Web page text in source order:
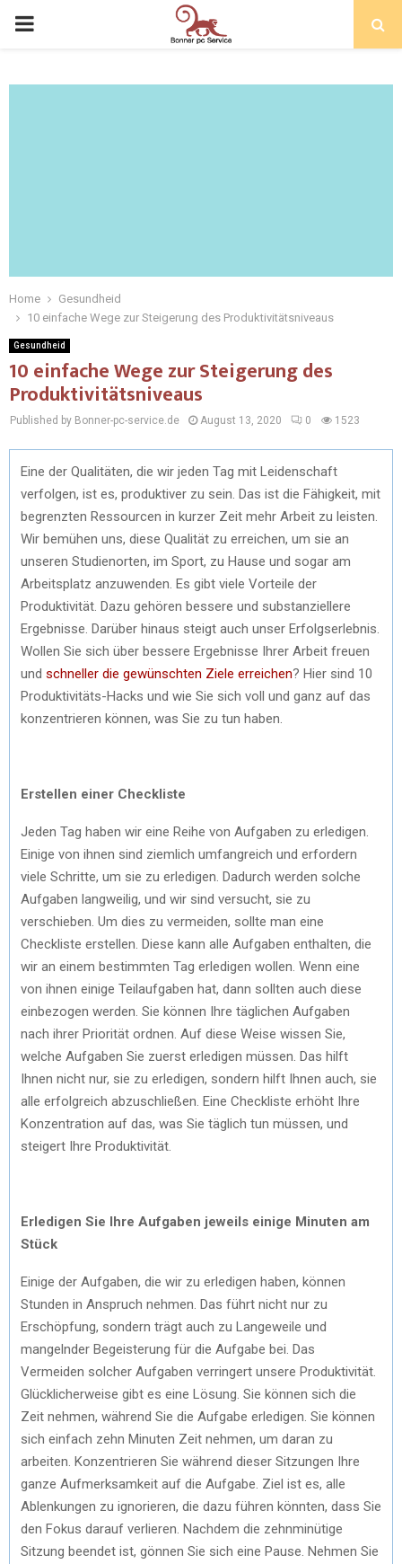
Home
Gesundheid
10 einfache Wege zur Steigerung des Produktivitätsniveaus
Gesundheid
10 einfache Wege zur Steigerung des
Produktivitätsniveaus
Published by Bonner-pc-service.de August 13, 2020 0 1523
Eine der Qualitäten, die wir jeden Tag mit Leidenschaft
verfolgen, ist es, produktiver zu sein. Das ist die Fähigkeit, mit
begrenzten Ressourcen in kurzer Zeit mehr Arbeit zu leisten.
Wir bemühen uns, diese Qualität zu erreichen, um sie an
unseren Studienorten, im Sport, zu Hause und sogar am
Arbeitsplatz anzuwenden. Es gibt viele Vorteile der
Produktivität. Dazu gehören bessere und substanziellere
Ergebnisse. Darüber hinaus steigt auch unser Erfolgserlebnis.
Wollen Sie sich über bessere Ergebnisse Ihrer Arbeit freuen
und schneller die gewünschten Ziele erreichen? Hier sind 10
Produktivitäts-Hacks und wie Sie sich voll und ganz auf das
konzentrieren können, was Sie zu tun haben.
Erstellen einer Checkliste
Jeden Tag haben wir eine Reihe von Aufgaben zu erledigen.
Einige von ihnen sind ziemlich umfangreich und erfordern
viele Schritte, um sie zu erledigen. Dadurch werden solche
Aufgaben langweilig, und wir sind versucht, sie zu
verschieben. Um dies zu vermeiden, sollte man eine
Checkliste erstellen. Diese kann alle Aufgaben enthalten, die
wir an einem bestimmten Tag erledigen wollen. Wenn eine
von ihnen einige Teilaufgaben hat, dann sollten auch diese
einbezogen werden. Sie können Ihre täglichen Aufgaben
nach ihrer Priorität ordnen. Auf diese Weise wissen Sie,
welche Aufgaben Sie zuerst erledigen müssen. Das hilft
Ihnen nicht nur, sie zu erledigen, sondern hilft Ihnen auch, sie
alle erfolgreich abzuschließen. Eine Checkliste erhöht Ihre
Konzentration auf das, was Sie täglich tun müssen, und
steigert Ihre Produktivität.
Erledigen Sie Ihre Aufgaben jeweils einige Minuten am
Stück
Einige der Aufgaben, die wir zu erledigen haben, können
Stunden in Anspruch nehmen. Das führt nicht nur zu
Erschöpfung, sondern trägt auch zu Langeweile und
mangelnder Begeisterung für die Aufgabe bei. Das
Vermeiden solcher Aufgaben verringert unsere Produktivität.
Glücklicherweise gibt es eine Lösung. Sie können sich die
Zeit nehmen, während Sie die Aufgabe erledigen. Sie können
sich einfach zehn Minuten Zeit nehmen, um daran zu
arbeiten. Konzentrieren Sie während dieser Sitzungen Ihre
ganze Aufmerksamkeit auf die Aufgabe. Ziel ist es, alle
Ablenkungen zu ignorieren, die dazu führen könnten, dass Sie
den Fokus darauf verlieren. Nachdem die zehnminütige
Sitzung beendet ist, gönnen Sie sich eine Pause. Nehmen Sie